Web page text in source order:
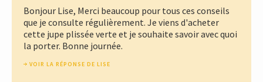
Bonjour Lise, Merci beaucoup pour tous ces conseils
que je consulte régulièrement. Je viens d'acheter
cette jupe plissée verte et je souhaite savoir avec quoi
la porter. Bonne journée.
VOIR LA RÉPONSE DE LISE